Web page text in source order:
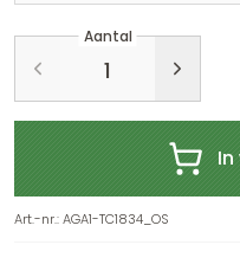
Aantal
Art.-nr.:AGA1-TC1834_OS